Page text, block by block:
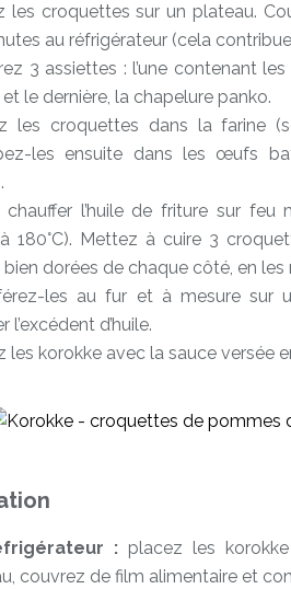
les croquettes sur un plateau.
au réfrigérateur (cela
3 assiettes : l’une contenant
et le dernière, la chapelure panko.
les croquettes dans la farine
les ensuite dans les œufs
chauffer l’huile de friture sur
180°C). Mettez à cuire 3
dorées de chaque côté, en
les au fur et à mesure sur
l’excédent d’huile.
les korokke avec la sauce versée
: placez les
couvrez de film alimentaire et